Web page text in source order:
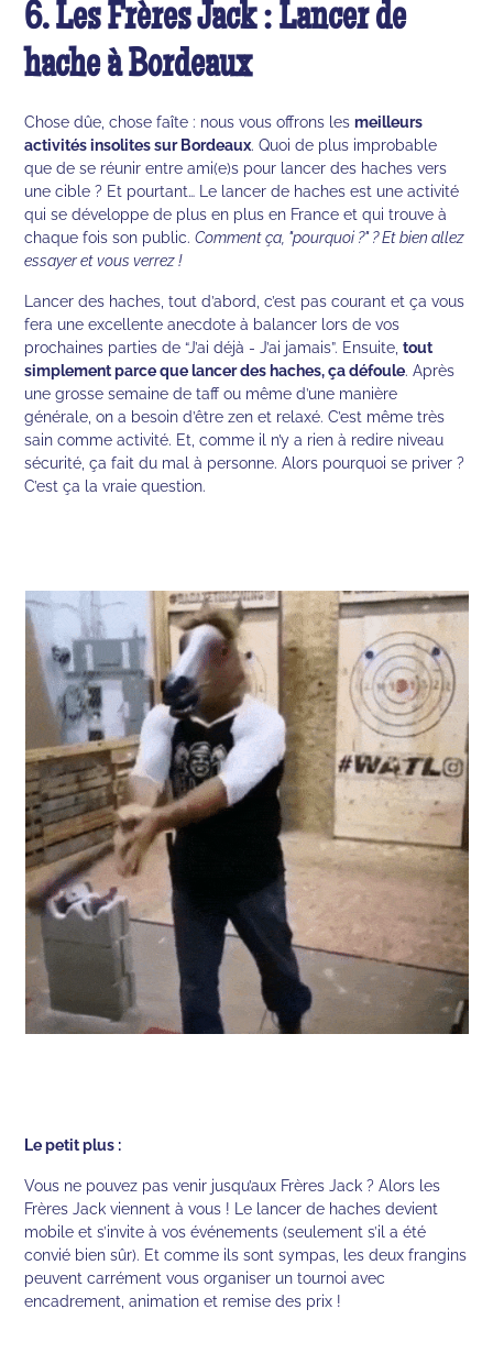
6. Les Frères Jack : Lancer de
hache à Bordeaux
Chose dûe, chose faîte : nous vous offrons lesmeilleurs
activités insolites sur Bordeaux. Quoi de plus improbable
que de se réunir entre ami(e)s pour lancer des haches vers
une cible ? Et pourtant… Le lancer de haches est une activité
qui se développe de plus en plus en France et qui trouve à
chaque fois son public.Comment ça, "pourquoi ?" ? Et bien allez
essayer et vous verrez !
Lancer des haches, tout d’abord, c’est pas courant et ça vous
fera une excellente anecdote à balancer lors de vos
prochaines parties de “J’ai déjà - J’ai jamais”. Ensuite,tout
simplement parce que lancer des haches, ça défoule. Après
une grosse semaine de taff ou même d’une manière
générale, on a besoin d’être zen et relaxé. C’est même très
sain comme activité. Et, comme il n’y a rien à redire niveau
sécurité, ça fait du mal à personne. Alors pourquoi se priver ?
C’est ça la vraie question.
Le petit plus :
Vous ne pouvez pas venir jusqu’aux Frères Jack ? Alors les
Frères Jack viennent à vous ! Le lancer de haches devient
mobile et s’invite à vos événements (seulement s’il a été
convié bien sûr). Et comme ils sont sympas, les deux frangins
peuvent carrément vous organiser un tournoi avec
encadrement, animation et remise des prix !